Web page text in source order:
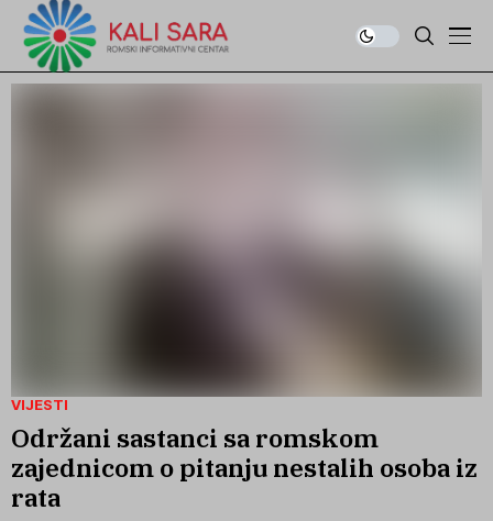
VIJESTI
Održani sastanci sa romskom
zajednicom o pitanju nestalih osoba iz
rata